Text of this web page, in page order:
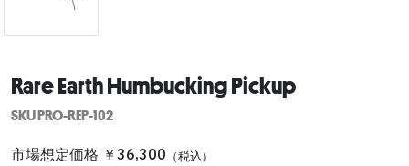
Rare Earth Humbucking Pickup
SKU PRO-REP-102
市場想定価格 ￥36,300 （税込）